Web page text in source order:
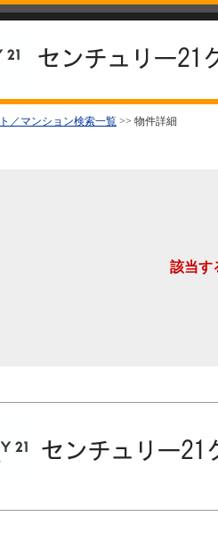
／マンション検索一覧 >> 物件詳細
該当す